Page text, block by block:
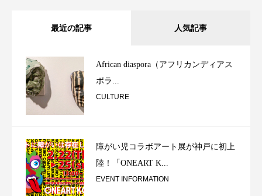
最近の記事 人気記事
African diaspora（アフリカンディアス
ポラ...
CULTURE
障がい児コラボアート展が神戸に初上
陸！「ONEART K...
EVENT INFORMATION